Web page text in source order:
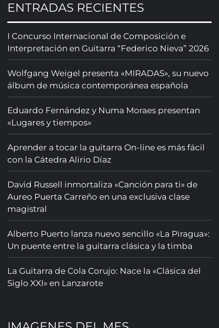
ENTRADAS RECIENTES
I Concurso Internacional de Composición e
Interpretación en Guitarra “Federico Nieva” 2026
Wolfgang Weigel presenta «MIRADAS», su nuevo
álbum de música contemporánea española
Eduardo Fernández y Numa Moraes presentan
«Lugares y tiempos»
Aprender a tocar la guitarra On-line es más fácil
con la Cátedra Alirio Díaz
David Russell inmortaliza «Canción para ti» de
Aureo Puerta Carreño en una exclusiva clase
magistral
Alberto Puerto lanza nuevo sencillo «La Piragua»:
Un puente entre la guitarra clásica y la timba
La Guitarra de Cola Corujo: Nace la «Clásica del
Siglo XXI» en Lanzarote